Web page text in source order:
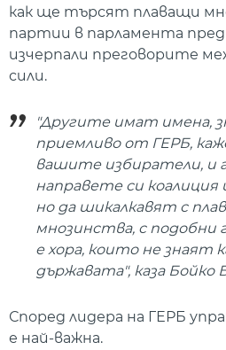
как ще търсят плаващи
партии в парламента
изчерпали преговорите
сили.
"Другите имат имена,
приемливо от ГЕРБ,
вашите избиратели, и
направете си коалиция
но да шикалкавят с
мнозинства, с подобни
е хора, които не знаят
държавата", каза Бойко
Според лидера на ГЕРБ
е най-важна.